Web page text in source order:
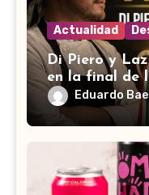
Actualidad
Di Piero y
en la final de
Eduardo